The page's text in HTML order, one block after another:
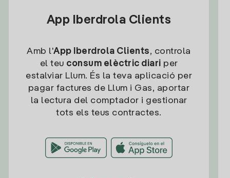
App Iberdrola Clients
Amb l'App Iberdrola Clients, controla
el teu consum elèctric diari per
estalviar Llum. És la teva aplicació per
pagar factures de Llum i Gas, aportar
la lectura del comptador i gestionar
tots els teus contractes.